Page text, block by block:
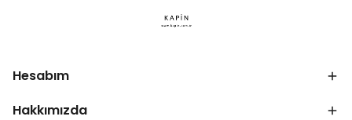
Hesabım
Hakkımızda